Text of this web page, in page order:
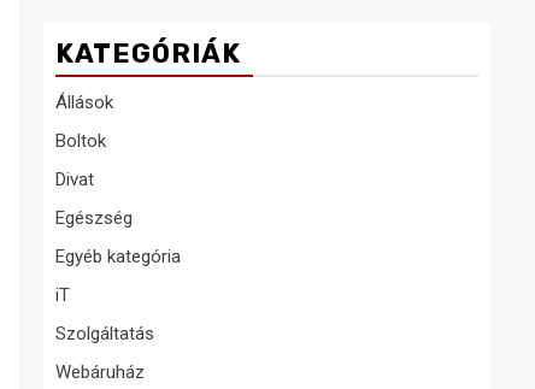
KATEGÓRIÁK
Állások
Boltok
Divat
Egészség
Egyéb kategória
iT
Szolgáltatás
Webáruház